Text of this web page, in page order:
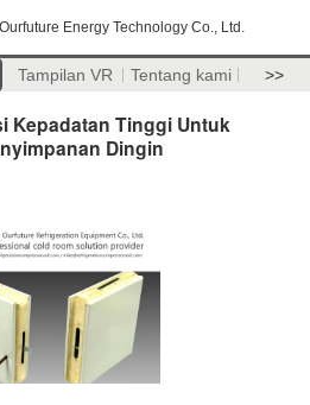
Energy Technology Co., Ltd.
Tampilan VR Tentang kami >>
Kepadatan Tinggi Untuk
Dingin